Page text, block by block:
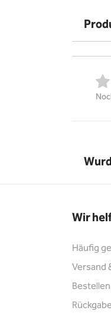
Wir
Häufig
Versand